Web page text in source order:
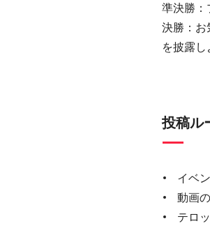
準決勝：
決勝：お
を披露し
投稿ル
イベ
動画
テロ